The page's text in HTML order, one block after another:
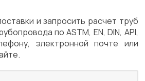
и запросить расчет труб
по ASTM, EN, DIN, API,
электронной почте или